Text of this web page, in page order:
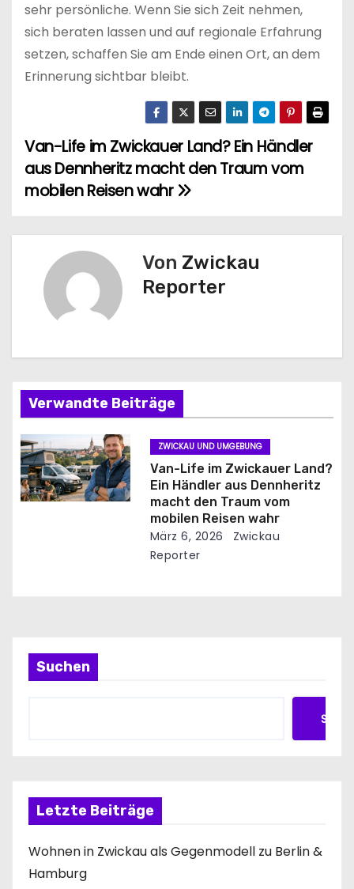
sehr persönliche. Wenn Sie sich Zeit nehmen,
sich beraten lassen und auf regionale Erfahrung
setzen, schaffen Sie am Ende einen Ort, an dem
Erinnerung sichtbar bleibt.
B
e
g
s
n
a
v
i
o
Van-Life im Zwickauer Land? Ein Händler
aus Dennheritz macht den Traum vom
mobilen Reisen wahr
Von Zwickau
Reporter
Verwandte Beiträge
ZWICKAU UND UMGEBUNG
Van-Life im Zwickauer Land?
Ein Händler aus Dennheritz
macht den Traum vom
mobilen Reisen wahr
März 6, 2026
Zwickau
Reporter
Suchen
Letzte Beiträge
Wohnen in Zwickau als Gegenmodell zu Berlin &
Hamburg